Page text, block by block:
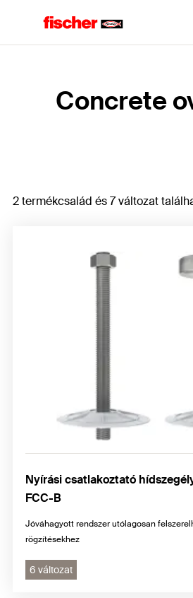
Concrete
2 termékcsalád és 7 változat
Nyírási csatlakoztató
FCC-B
Jóváhagyott rendszer utólagosan
rögzítésekhez
6 változat